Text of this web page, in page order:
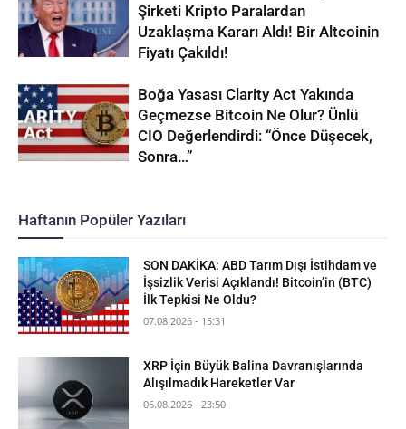
Şirketi Kripto Paralardan
Uzaklaşma Kararı Aldı! Bir Altcoinin
Fiyatı Çakıldı!
Boğa Yasası Clarity Act Yakında
Geçmezse Bitcoin Ne Olur? Ünlü
CIO Değerlendirdi: “Önce Düşecek,
Sonra…”
Haftanın Popüler Yazıları
SON DAKİKA: ABD Tarım Dışı İstihdam ve
İşsizlik Verisi Açıklandı! Bitcoin’in (BTC)
İlk Tepkisi Ne Oldu?
07.08.2026 - 15:31
XRP İçin Büyük Balina Davranışlarında
Alışılmadık Hareketler Var
06.08.2026 - 23:50